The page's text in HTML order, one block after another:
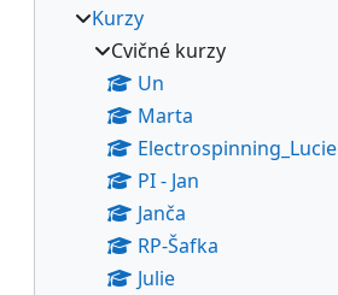
Kurzy
Cvičné kurzy
Un
Marta
Electrospinning_Lucie
PI - Jan
Janča
RP-Šafka
Julie